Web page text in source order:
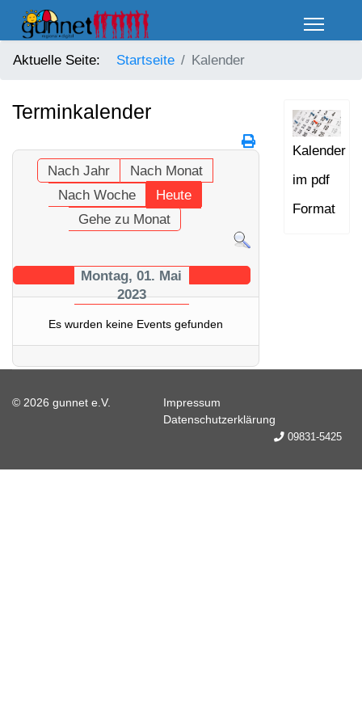
Aktuelle Seite: Startseite Kalender
Terminkalender
Nach Jahr
Nach Monat
Nach Woche
Heute
Gehe zu Monat
Montag, 01. Mai
2023
Es wurden keine Events gefunden
Kalender
im pdf
Format
© 2026 gunnet e.V.
Impressum
Datenschutzerklärung
09831-5425